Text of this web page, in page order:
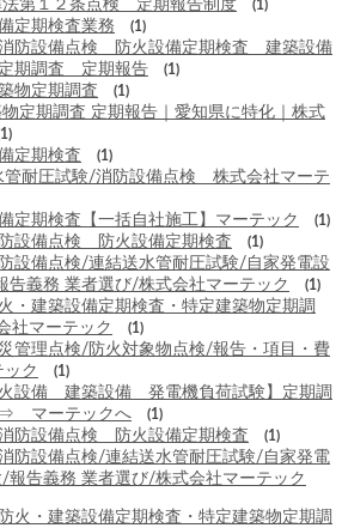
法第１２条点検 定期報告制度 (1)
定期検査業務 (1)
設備点検 防火設備定期検査 建築設備
期調査 定期報告
(1)
物定期調査 (1)
定期調査 定期報告｜愛知県に特化｜株式
定期検査 (1)
管耐圧試験/消防設備点検 株式会社マーテ
定期検査【一括自社施工】マーテック (1)
設備点検 防火設備定期検査 (1)
設備点検/連結送水管耐圧試験/自家発電設
告義務 業者選び/株式会社マーテック
(1)
建築設備定期検査・特定建築物定期調
社マーテック
(1)
管理点検/防火対象物点検/報告・項目・費
ク
(1)
設備 建築設備 発電機負荷試験】定期調
マーテックへ
(1)
防設備点検 防火設備定期検査 (1)
防設備点検/連結送水管耐圧試験/自家発電
報告義務 業者選び/株式会社マーテック
・建築設備定期検査・特定建築物定期調